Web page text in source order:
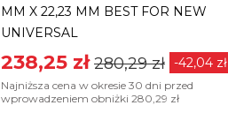
MM X 22,23 MM BEST FOR NEW
UNIVERSAL
238,25 zł 280,29 zł -42,04 zł
Najniższa cena w okresie 30 dni przed
wprowadzeniem obniżki 280,29 zł